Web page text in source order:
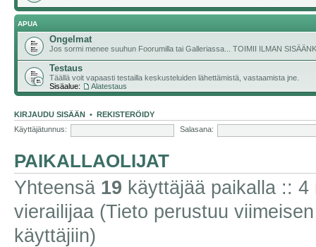
APUA
Ongelmat
Jos sormi menee suuhun Foorumilla tai Galleriassa... TOIMII ILMAN
Testaus
Täällä voit vapaasti testailla keskusteluiden lähettämistä, vastaamista jne.
Sisäalue:
Alatestaus
KIRJAUDU SISÄÄN • REKISTERÖIDY
Käyttäjätunnus:
Salasana:
PAIKALLAOLIJAT
Yhteensä 19 käyttäjää paikalla ::
vierailijaa (Tieto perustuu
käyttäjiin)